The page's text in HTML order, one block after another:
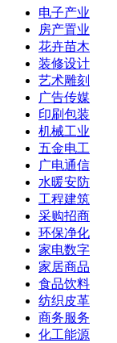
电子产业
房产置业
花卉苗木
装修设计
艺术雕刻
广告传媒
印刷包装
机械工业
五金电工
广电通信
水暖安防
工程建筑
采购招商
环保净化
家电数字
家居商品
食品饮料
纺织皮革
商务服务
化工能源